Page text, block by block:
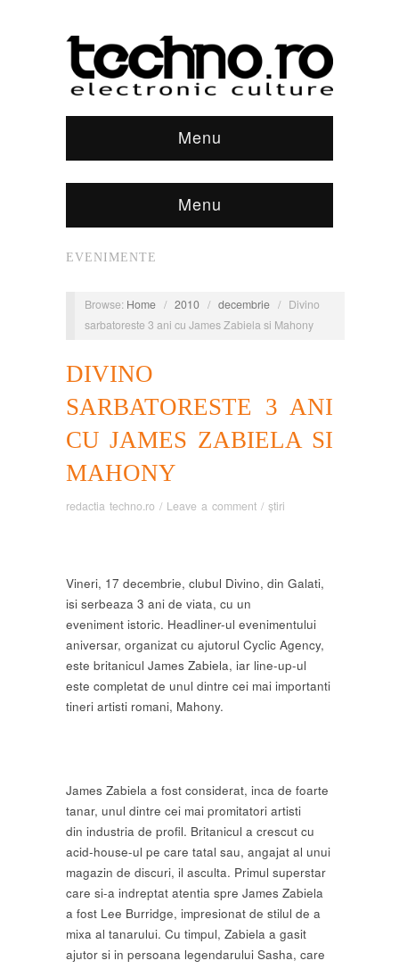
Menu
Menu
EVENIMENTE
Browse: Home / 2010 / decembrie / Divino
sarbatoreste 3 ani cu James Zabiela si Mahony
DIVINO
SARBATORESTE 3 ANI
CU JAMES ZABIELA SI
MAHONY
redactia techno.ro / Leave a comment / știri
Vineri, 17 decembrie, clubul Divino, din Galati,
isi serbeaza 3 ani de viata, cu un
eveniment istoric. Headliner-ul evenimentului
aniversar, organizat cu ajutorul Cyclic Agency,
este britanicul James Zabiela, iar line-up-ul
este completat de unul dintre cei mai importanti
tineri artisti romani, Mahony.
James Zabiela a fost considerat, inca de foarte
tanar, unul dintre cei mai promitatori artisti
din industria de profil. Britanicul a crescut cu
acid-house-ul pe care tatal sau, angajat al unui
magazin de discuri, il asculta. Primul superstar
care si-a indreptat atentia spre James Zabiela
a fost Lee Burridge, impresionat de stilul de a
mixa al tanarului. Cu timpul, Zabiela a gasit
ajutor si in persoana legendarului Sasha, care